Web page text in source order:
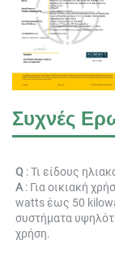
Συχνές
Q : Τι είδους
Α : Για οικιακή
watts έως 50
συστήματα
χρήση.